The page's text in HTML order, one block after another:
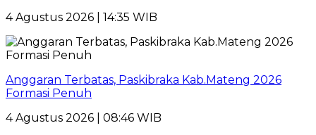
4 Agustus 2026 | 14:35 WIB
Anggaran Terbatas, Paskibraka Kab.Mateng 2026
Formasi Penuh
4 Agustus 2026 | 08:46 WIB